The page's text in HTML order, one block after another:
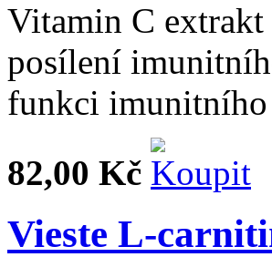
Vitamin C
posílení
funkci imunitního
82,00 Kč
Vieste L-